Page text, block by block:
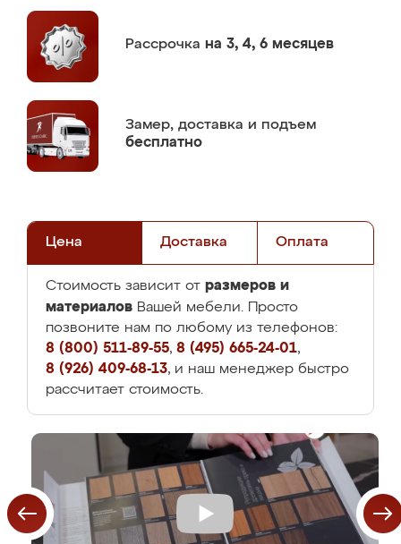
Рассрочка на 3, 4, 6 месяцев
Замер, доставка и подъем
бесплатно
Цена Доставка Оплата
Стоимость зависит от размеров и
материалов Вашей мебели. Просто
позвоните нам по любому из телефонов:
8 (800) 511-89-55, 8 (495) 665-24-01,
8 (926) 409-68-13, и наш менеджер быстро
рассчитает стоимость.